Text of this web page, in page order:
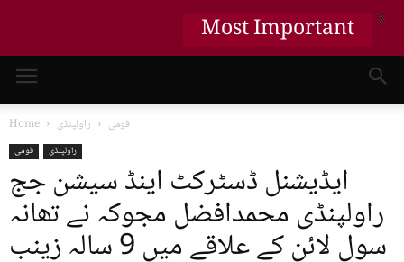
Home قومی راولپنڈی
قومی راولپنڈی
ایڈیشنل ڈسٹرکٹ اینڈ سیشن جج
راولپنڈی محمدافضل مجوکہ نے تھانہ
سول لائن کے علاقے میں 9 سالہ زینب
Most Important X